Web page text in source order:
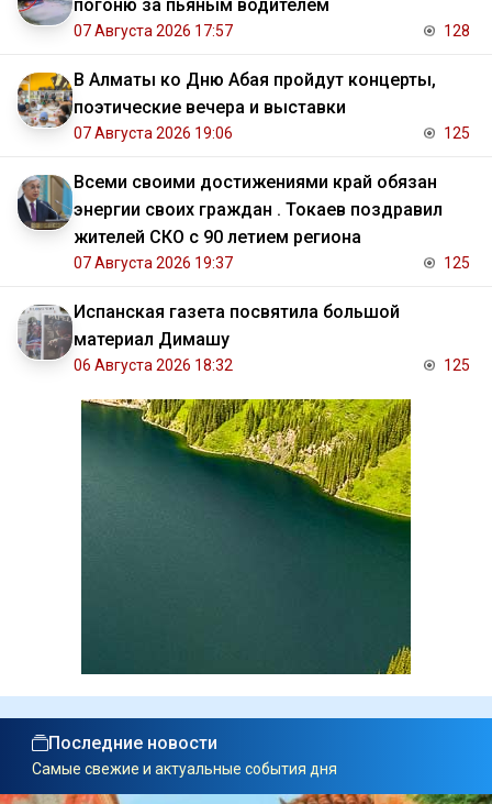
погоню за пьяным водителем
07 Августа 2026 17:57 128
В Алматы ко Дню Абая пройдут концерты,
поэтические вечера и выставки
07 Августа 2026 19:06 125
Всеми своими достижениями край обязан
энергии своих граждан . Токаев поздравил
жителей СКО с 90 летием региона
07 Августа 2026 19:37 125
Испанская газета посвятила большой
материал Димашу
06 Августа 2026 18:32 125
Последние новости
Самые свежие и актуальные события дня